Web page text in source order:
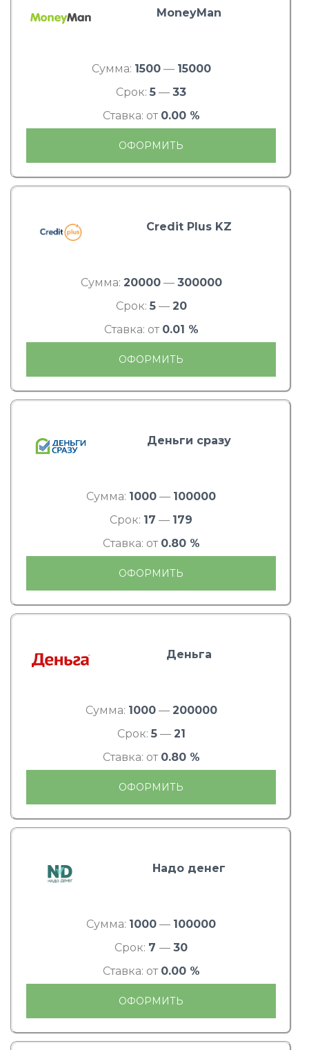
MoneyMan
Сумма: 1500— 15000
Срок: 5 — 33
Ставка: от 0.00 %
ОФОРМИТЬ
Credit Plus KZ
Сумма: 20000— 300000
Срок: 5— 20
Ставка: от 0.01 %
ОФОРМИТЬ
Деньги сразу
Сумма: 1000 — 100000
Срок: 17 — 179
Ставка: от 0.80 %
ОФОРМИТЬ
Деньга
Сумма: 1000— 200000
Срок: 5— 21
Ставка: от 0.80 %
ОФОРМИТЬ
Надо денег
Сумма: 1000 — 100000
Срок: 7 — 30
Ставка: от 0.00 %
ОФОРМИТЬ